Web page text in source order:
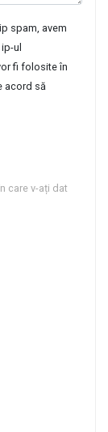
spam, avem
ul
fi folosite în
acord să
care v-ați dat